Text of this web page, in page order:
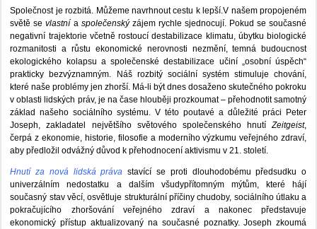
Společnost je rozbitá. Můžeme navrhnout cestu k lepší.V našem propojeném
světě sevlastní a společenskýzájem rychle sjednocují. Pokud se současné
negativní trajektorie včetně rostoucí destabilizace klimatu, úbytku biologické
rozmanitosti a růstu ekonomické nerovnosti nezmění, temná budoucnost
ekologického kolapsu a společenské destabilizace učiní „osobní úspěch“
prakticky bezvýznamným. Náš rozbitý sociální systém stimuluje chování,
které naše problémy jen zhorší. Má-li být dnes dosaženo skutečného pokroku
v oblasti lidských práv, je na čase hlouběji prozkoumat – přehodnotit samotný
základ našeho sociálního systému. V této poutavé a důležité práci Peter
Joseph, zakladatel největšího světového společenského hnutíZeitgeist,
čerpá z ekonomie, historie, filosofie a moderního výzkumu veřejného zdraví,
aby předložil odvážný důvod k přehodnocení aktivismu v 21. století.
Hnutí za nová lidská práva stavící se proti dlouhodobému předsudku o
univerzálním nedostatku a dalším všudypřítomným mýtům, které hájí
současný stav věcí, osvětluje strukturální příčiny chudoby, sociálního útlaku a
pokračujícího zhoršování veřejného zdraví a nakonec představuje
ekonomický přístup aktualizovaný na současné poznatky. Joseph zkoumá